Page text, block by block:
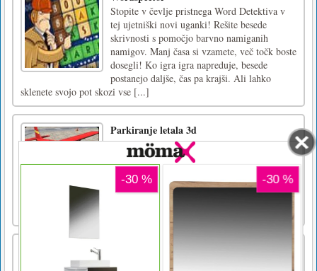
Stopite v čevlje pristnega Word Detektiva v
tej ujetniški novi uganki! Rešite besede
skrivnosti s pomočjo barvno namiganih
namigov. Manj časa si vzamete, več točk boste
dosegli! Ko igra igra napreduje, besede
postanejo daljše, čas pa krajši. Ali lahko
sklenete svojo pot skozi vse [...]
Parkiranje letala 3d
Dobrodošli v sezoni hit pilot pilota parkiranje
kralj, kjer boste doživeli blimp, velik airbus
ali letalo parkiranje in letenje. Ta brezplačna
simulator 3d parkirnega simulatorja letenja je
edinstvena in prvič v zgodovini iger, kjer
boste pilot in letalo parkirali na letališčih. [...]
Kogama: Zahodno mesto
Prepeljali ste se na divji zahod in se